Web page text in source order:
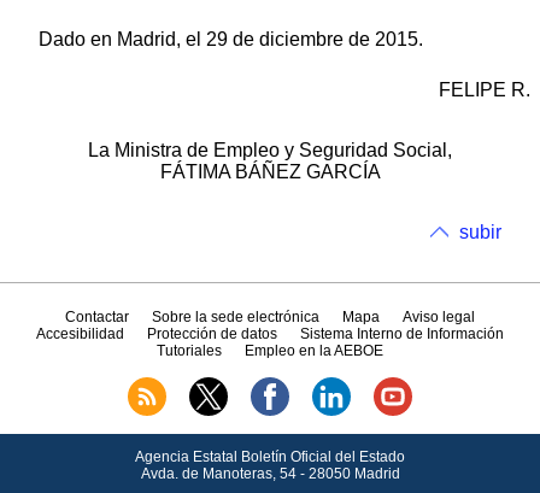
Dado en Madrid, el 29 de diciembre de 2015.
FELIPE R.
La Ministra de Empleo y Seguridad Social,
FÁTIMA BÁÑEZ GARCÍA
subir
Contactar Sobre la sede electrónica Mapa
Aviso legal
Accesibilidad
Protección de datos
Sistema Interno de Información
Tutoriales
Empleo en la AEBOE
Agencia Estatal Boletín Oficial del Estado
Avda. de Manoteras, 54 - 28050 Madrid